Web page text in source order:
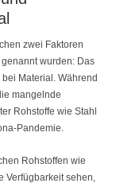
zwei Faktoren
wurden: Das
Material. Während
mangelnde
Rohstoffe wie Stahl
Pandemie.
Rohstoffen wie
Verfügbarkeit sehen,